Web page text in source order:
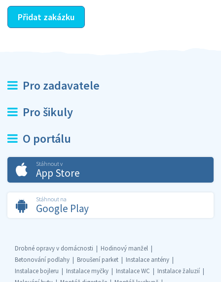
Přidat zakázku
Pro zadavatele
Pro šikuly
O portálu
Stáhnout v
App Store
Stáhnout na
Google Play
Drobné opravy v domácnosti
Hodinový manžel
Betonování podlahy
Broušení parket
Instalace antény
Instalace bojleru
Instalace myčky Instalace WC
Instalace žaluzií